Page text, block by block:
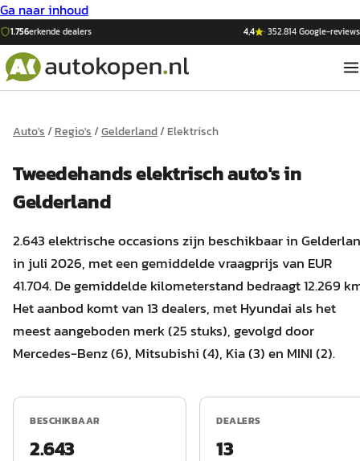
Ga naar inhoud
1.756erkende dealers 4,4 ·352.814Google-reviews
Auto's/Regio's/Gelderland/Elektrisch
Tweedehandselektrischauto'sin
Gelderland
2.643 elektrische occasions zijn beschikbaar in
in juli 2026, met een gemiddelde vraagprijs van EUR
41.704. De gemiddelde kilometerstand bedraagt 12.269
Het aanbod komt van 13 dealers, met Hyundai als het
meest aangeboden merk (25 stuks), gevolgd door
Mercedes-Benz (6), Mitsubishi (4), Kia (3) en MINI (2).
BESCHIKBAAR
2.643
DEALERS
13